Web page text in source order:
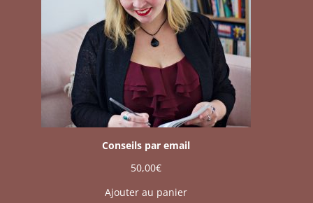
Conseils par email
50,00€
Ajouter au panier